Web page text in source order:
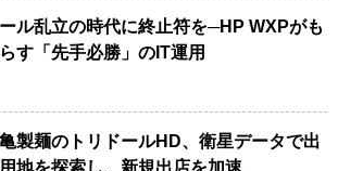
ル乱立の時代に終止符を─HP WXPがも
す「先手必勝」のIT運用
製麺のトリドールHD、衛星データで出